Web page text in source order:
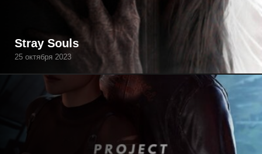
Stray Souls
25 октября 2023